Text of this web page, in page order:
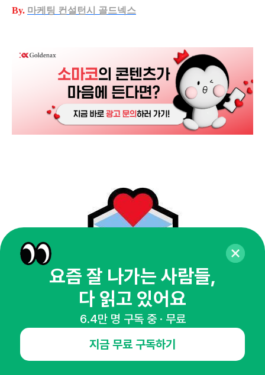
By. 마케팅 컨설턴시 골드넥스
구독하기
요즘 잘 나가는 사람들,
다 읽고 있어요
6.4만 명 구독 중 · 무료
지금 무료 구독하기